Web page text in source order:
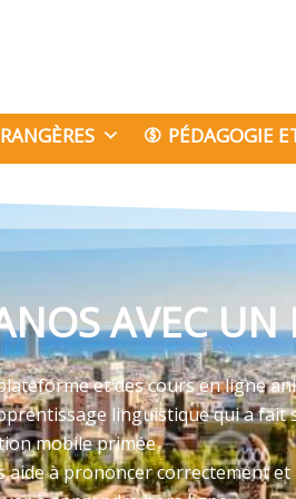
PÉDAGOGIE
AVEC UN
et des cours en ligne
linguistique qui a fait
mobile primée
aide à prononcer correctement